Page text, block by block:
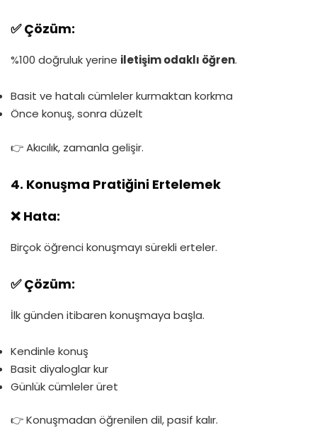
✅ Çözüm:
%100 doğruluk yerine iletişim odaklı öğren.
Basit ve hatalı cümleler kurmaktan korkma
Önce konuş, sonra düzelt
👉 Akıcılık, zamanla gelişir.
4. Konuşma Pratiğini Ertelemek
❌ Hata:
Birçok öğrenci konuşmayı sürekli erteler.
✅ Çözüm:
İlk günden itibaren konuşmaya başla.
Kendinle konuş
Basit diyaloglar kur
Günlük cümleler üret
👉 Konuşmadan öğrenilen dil, pasif kalır.